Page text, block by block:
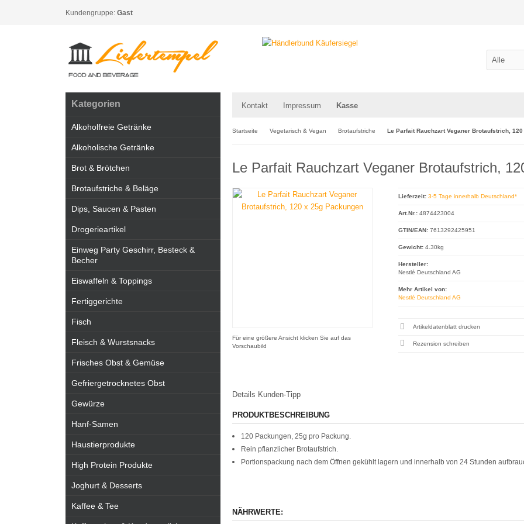
Kundengruppe: Gast
Kontakt Impressum Kasse
Startseite Vegetarisch & Vegan Brotaufstriche Le Parfait Rauchzart Veganer Brotaufstrich,
Le Parfait Rauchzart Veganer Brotaufstrich,
Für eine größere Ansicht klicken Sie auf das
Vorschaubild
Lieferzeit: 3-5 Tage innerhalb Deutschland*
Art.Nr.: 4874423004
GTIN/EAN: 7613292425951
Gewicht:4.30kg
Hersteller:
Nestlé Deutschland AG
Mehr Artikel von:
Nestlé Deutschland AG
Artikeldatenblatt drucken
Rezension schreiben
Details Kunden-Tipp
PRODUKTBESCHREIBUNG
120 Packungen, 25g pro Packung.
Rein pflanzlicher Brotaufstrich.
Portionspackung nach dem Öffnen gekühlt lagern und innerhalb von 24 Stunden
NÄHRWERTE:
Kategorien
Alkoholfreie Getränke
Alkoholische Getränke
Brot & Brötchen
Brotaufstriche & Beläge
Dips, Saucen & Pasten
Drogerieartikel
Einweg Party Geschirr, Besteck &
Becher
Eiswaffeln & Toppings
Fertiggerichte
Fisch
Fleisch & Wurstsnacks
Frisches Obst & Gemüse
Gefriergetrocknetes Obst
Gewürze
Hanf-Samen
Haustierprodukte
High Protein Produkte
Joghurt & Desserts
Kaffee & Tee